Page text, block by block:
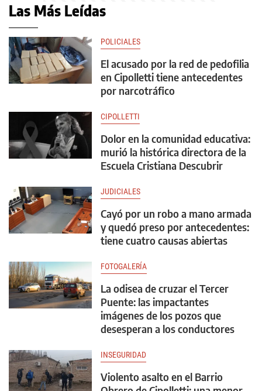
Las Más Leídas
POLICIALES
El acusado por la red de pedofilia
en Cipolletti tiene antecedentes
por narcotráfico
CIPOLLETTI
Dolor en la comunidad educativa:
murió la histórica directora de la
Escuela Cristiana Descubrir
JUDICIALES
Cayó por un robo a mano armada
y quedó preso por antecedentes:
tiene cuatro causas abiertas
FOTOGALERÍA
La odisea de cruzar el Tercer
Puente: las impactantes
imágenes de los pozos que
desesperan a los conductores
INSEGURIDAD
Violento asalto en el Barrio